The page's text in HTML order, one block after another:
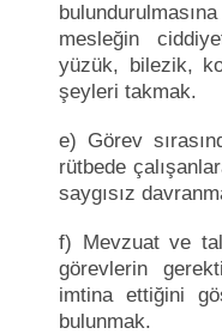
mesleğin
yüzük, bilezik,
şeyleri takmak.
e) Görev
rütbede
saygısız
f) Mevzuat ve
görevlerin
imtina ettiğini
bulunmak.